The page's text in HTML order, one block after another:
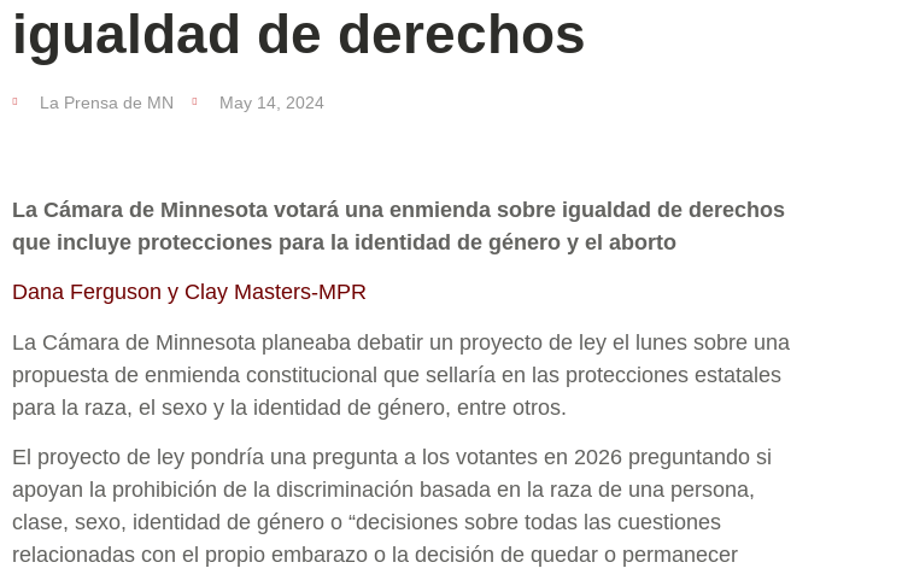
igualdad de derechos
La Prensa de MN May 14, 2024
La Cámara de Minnesota votará una enmienda sobre igualdad de derechos
que incluye protecciones para la identidad de género y el aborto
Dana Ferguson y Clay Masters-MPR
La Cámara de Minnesota planeaba debatir un proyecto de ley el lunes sobre una
propuesta de enmienda constitucional que sellaría en las protecciones estatales
para la raza, el sexo y la identidad de género, entre otros.
El proyecto de ley pondría una pregunta a los votantes en 2026 preguntando si
apoyan la prohibición de la discriminación basada en la raza de una persona,
clase, sexo, identidad de género o “decisiones sobre todas las cuestiones
relacionadas con el propio embarazo o la decisión de quedar o permanecer